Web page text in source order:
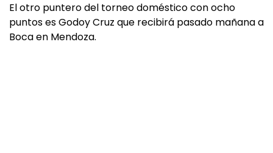
El otro puntero del torneo doméstico con ocho
puntos es Godoy Cruz que recibirá pasado mañana a
Boca en Mendoza.